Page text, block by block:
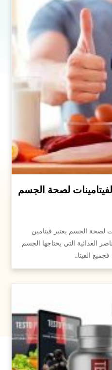
لصحة الجسم
لصحة الجسم يعتبر فيتامين
الغذائية التي يحتاجها الجسم
الفيتا…